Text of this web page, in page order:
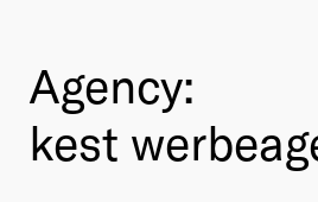
Agency:
kest